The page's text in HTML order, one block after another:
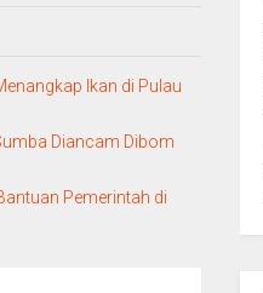
Ikan di Pulau
Diancam Dibom
Pemerintah di